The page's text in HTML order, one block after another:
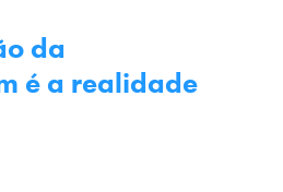
da
é a realidade